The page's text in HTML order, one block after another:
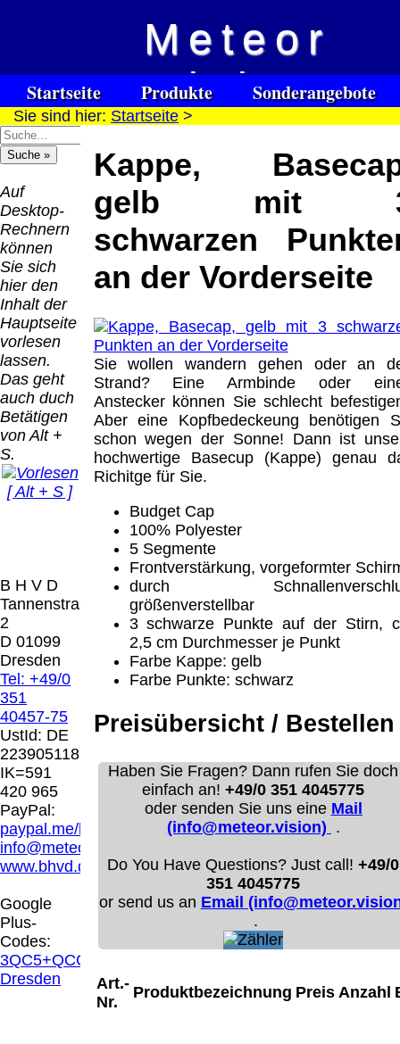
Meteor
Vision
Spezialuhrenspecial
watches
/ deafblind / sourdes et aveugles
Startseite Produkte
Sonderangebote
Kontakt
Impressum
Links
Hilfsmittel
Warenkorb
Sie sind hier: Startseite >
Auf
Desktop-
Rechnern
können
Sie sich
hier den
Inhalt der
Hauptseite
vorlesen
lassen.
Das geht
auch duch
Betätigen
von Alt +
S.
[ Alt + S ]
B H V D
Tannenstrasse
2
D 01099
Dresden
Tel: +49/0
351
40457-75
UstId: DE
223905118
IK=591
420 965
PayPal:
paypal.me/blindenhilfsmittel
info@meteor.vision
www.bhvd.de
Google
Plus-
Codes:
3QC5+QCG
Dresden
Kappe,
gelb mit
schwarzen
an der Vorderseite
Sie wollen wandern gehen oder an
Strand? Eine Armbinde oder
Anstecker können Sie schlecht
Aber eine Kopfbedeckeung benötigen
schon wegen der Sonne! Dann ist
hochwertige Basecup (Kappe) genau
Richitge für Sie.
Budget Cap
100% Polyester
5 Segmente
Frontverstärkung, vorgeformter
durch
größenverstellbar
3 schwarze Punkte auf der Stirn,
2,5 cm Durchmesser je Punkt
Farbe Kappe: gelb
Farbe Punkte: schwarz
Preisübersicht / Bestellen
Haben Sie Fragen? Dann rufen Sie doch
einfach an!+49/0 351 4045775
oder senden Sie uns eine Mail
(info@meteor.vision) .
Do You Have Questions? Just call!+49/0
351 4045775
or send us an Email
.
Art.-
Nr.
Produktbezeichnung Preis Anzahl